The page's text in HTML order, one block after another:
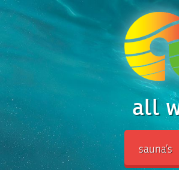
all
sauna’s